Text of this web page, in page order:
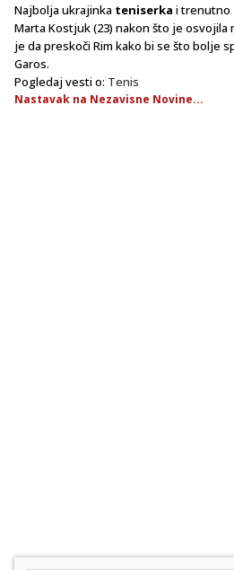
Najbolja ukrajinka teniserka i trenutno
Marta Kostjuk (23) nakon što je osvojila
je da preskoči Rim kako bi se što bolje
Garos.
Pogledaj vesti o: Tenis
Nastavak na Nezavisne Novine...